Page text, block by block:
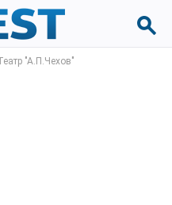
"А.П.Чехов"